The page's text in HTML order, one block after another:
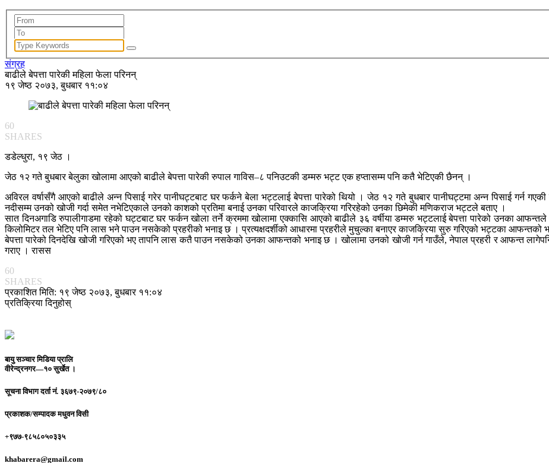
संग्रह
बाढीले बेपत्ता पारेकी महिला फेला परिनन्
१९ जेष्ठ २०७३, बुधबार ११:०४
60
SHARES
डडेल्धुरा, १९ जेठ ।
जेठ १२ गते बुधबार बेलुका खोलामा आएको बाढीले बेपत्ता पारेकी रुपाल गाविस–८ पनिउटकी डम्मरु भट्ट एक हप्तासम्म पनि कतै भेटिएकी छैनन् ।
अविरल वर्षासँगै आएको बाढीले अन्न पिसाई गरेर पानीघट्टबाट घर फर्कने बेला भट्टलाई बेपत्ता पारेको थियो । जेठ १२ गते बुधबार पानीघट्टमा अन्न पिसाई गर्न
नदीसम्म उनको खोजी गर्दा समेत नभेटिएकाले उनको काशको प्रतिमा बनाई उनका परिवारले काजक्रिया गरिरहेको उनका छिमेकी मणिकराज भट्टले बताए ।
सात दिनअगाडि रुपालीगाडमा रहेको घट्टबाट घर फर्कन खोला तर्ने क्रममा खोलामा एक्कासि आएको बाढीले ३६ वर्षीया डम्मरु भट्टलाई बेपत्ता पारेको उनका
किलोमिटर तल भेटिए पनि लास भने पाउन नसकेको प्रहरीको भनाइ छ । प्रत्यक्षदर्शीको आधारमा प्रहरीले मुचुल्का बनाएर काजक्रिया सुरु गरिएको भट्टका आफन्तको
बेपत्ता पारेको दिनदेखि खोजी गरिएको भए तापनि लास कतै पाउन नसकेको उनका आफन्तको भनाइ छ । खोलामा उनको खोजी गर्न गाउँले, नेपाल प्रहरी र आफन्त
गराए । रासस
60
SHARES
प्रकाशित मिति: १९ जेष्ठ २०७३, बुधबार ११:०४
प्रतिक्रिया दिनुहोस्
बायु सञ्चार मिडिया प्रालि
वीरेन्द्रनगर—१० सुर्खेत ।
सूचना विभाग दर्ता नं. ३६७९-२०७९/८०
प्रकाशक/सम्पादकमधुवन विसी
+९७७-९८५८०५०३३५
khabarera@gmail.com